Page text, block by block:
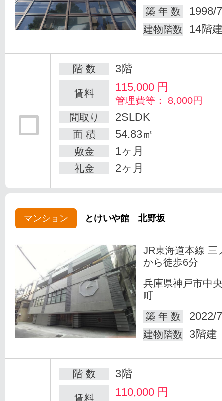
築 年 数
1998/
建物階数 14階
階 数 3階
賃料 115,000 円
管理費等： 8,000円
間取り
2SLDK
面 積 54.83㎡
敷金 1ヶ月
礼金 2ヶ月
マンション とけいや館 北野坂
JR東海道本線 三
から徒歩6分
兵庫県神戸市中
町
築 年 数
2022/
建物階数 3階建
階 数 3階
賃料 110,000 円